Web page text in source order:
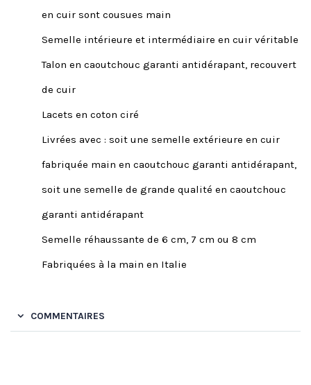
en cuir sont cousues main
Semelle intérieure et intermédiaire en cuir véritable
Talon en caoutchouc garanti antidérapant, recouvert
de cuir
Lacets en coton ciré
Livrées avec : soit une semelle extérieure en cuir
fabriquée main en caoutchouc garanti antidérapant,
soit une semelle de grande qualité en caoutchouc
garanti antidérapant
Semelle réhaussante de 6 cm, 7 cm ou 8 cm
Fabriquées à la main en Italie
COMMENTAIRES